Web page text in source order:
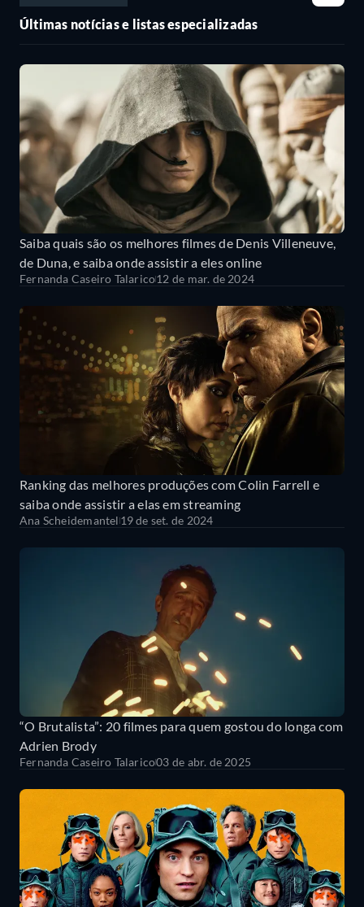
Últimas notícias e listas especializadas
Saiba quais são os melhores filmes de Denis Villeneuve,
de Duna, e saiba onde assistir a eles online
Fernanda Caseiro Talarico12 de mar. de 2024
Ranking das melhores produções com Colin Farrell e
saiba onde assistir a elas em streaming
Ana Scheidemantel19 de set. de 2024
“O Brutalista”: 20 filmes para quem gostou do longa com
Adrien Brody
Fernanda Caseiro Talarico03 de abr. de 2025